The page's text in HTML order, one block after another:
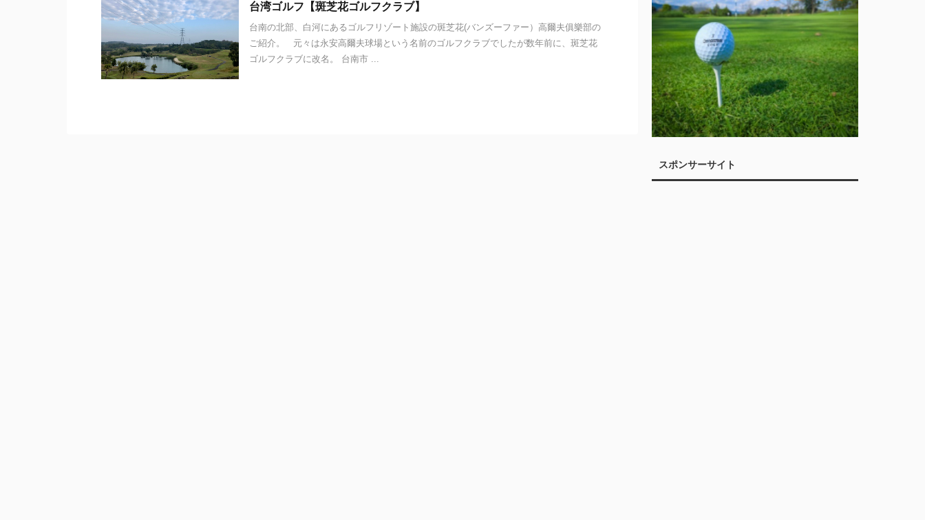
台湾ゴルフ【斑芝花ゴルフクラブ】
台南の北部、白河にあるゴルフリゾート施設の斑芝花(バンズーファー）高爾夫俱樂部の
ご紹介。 元々は永安高爾夫球場という名前のゴルフクラブでしたが数年前に、斑芝花
ゴルフクラブに改名。 台南市 ...
スポンサーサイト